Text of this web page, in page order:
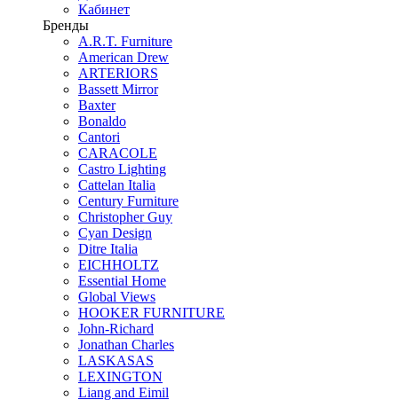
Кабинет
Бренды
A.R.T. Furniture
American Drew
ARTERIORS
Bassett Mirror
Baxter
Bonaldo
Cantori
CARACOLE
Castro Lighting
Cattelan Italia
Century Furniture
Christopher Guy
Cyan Design
Ditre Italia
EICHHOLTZ
Essential Home
Global Views
HOOKER FURNITURE
John-Richard
Jonathan Charles
LASKASAS
LEXINGTON
Liang and Eimil